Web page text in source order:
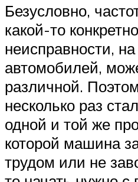
Безусловно,
какой-то
неисправности,
автомобилей,
различной.
несколько раз
одной и той же
которой машина
трудом или не